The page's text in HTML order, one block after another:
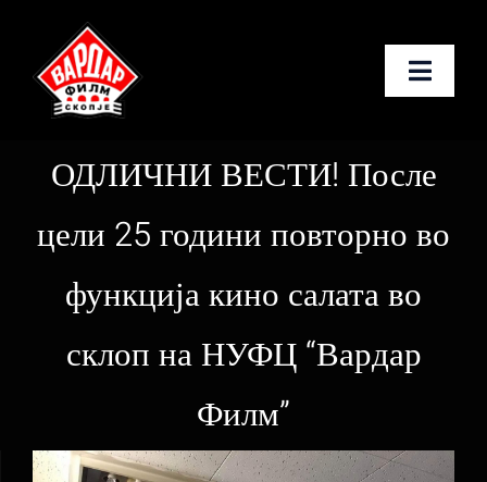
content
Toggle
Услуги
Македонски
ОДЛИЧНИ ВЕСТИ! После
цели 25 години повторно во
функција кино салата во
склоп на НУФЦ “Вардар
Филм”